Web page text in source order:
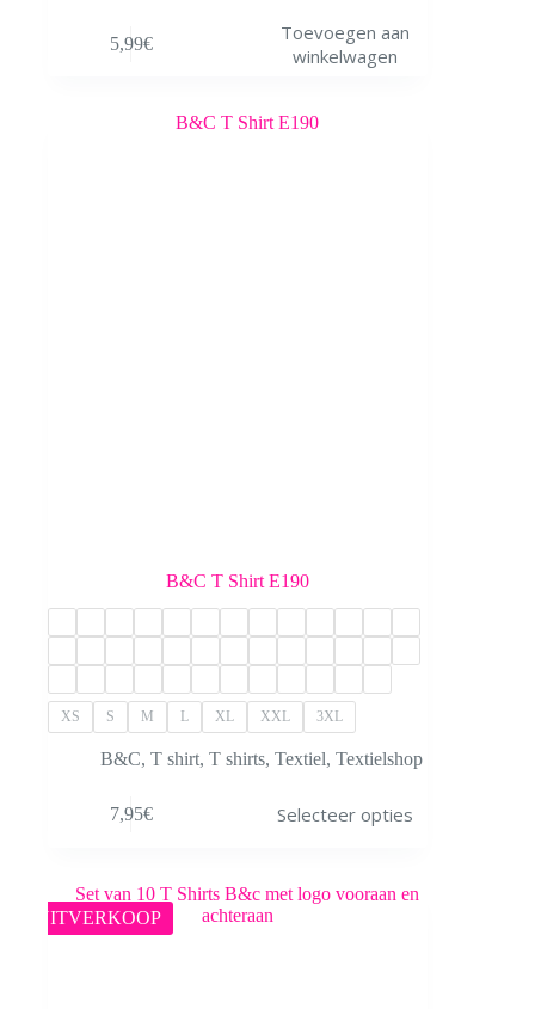
5,99€
Toevoegen aan
winkelwagen
B&C T Shirt E190
XS S M L XL XXL 3XL
B&C,T shirt,T shirts,Textiel,Textielshop
7,95€ Selecteer opties
variaties.
Deze
optie
UITVERKOOP